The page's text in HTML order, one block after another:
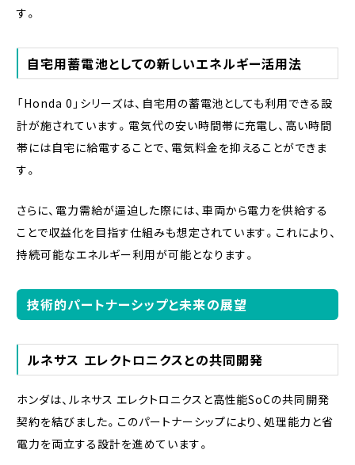
す。
自宅用蓄電池としての新しいエネルギー活用法
「Honda 0」シリーズは、自宅用の蓄電池としても利用できる設
計が施されています。電気代の安い時間帯に充電し、高い時間
帯には自宅に給電することで、電気料金を抑えることができま
す。
さらに、電力需給が逼迫した際には、車両から電力を供給する
ことで収益化を目指す仕組みも想定されています。これにより、
持続可能なエネルギー利用が可能となります。
技術的パートナーシップと未来の展望
ルネサス エレクトロニクスとの共同開発
ホンダは、ルネサス エレクトロニクスと高性能SoCの共同開発
契約を結びました。このパートナーシップにより、処理能力と省
電力を両立する設計を進めています。